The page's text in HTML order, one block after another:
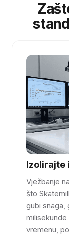
Izolirajte
Vježbanje
što
gubi snaga,
milisekunde
vremenu,